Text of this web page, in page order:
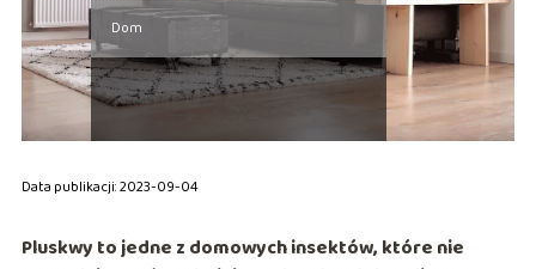
Dom
Data publikacji: 2023-09-04
Pluskwy to jedne z domowych insektów, które nie